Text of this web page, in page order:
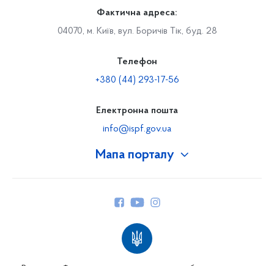
Мапа порталу
Фактична адреса:
04070, м. Київ, вул. Боричів Тік, буд. 28
Телефон
+380 (44) 293-17-56
Електронна пошта
info@ispf.gov.ua